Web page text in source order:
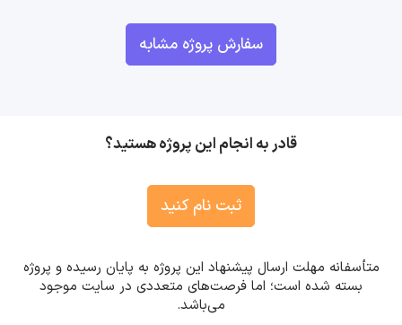
سفارش پروژه مشابه
قادر به انجام این پروژه هستید؟
ثبت نام کنید
متأسفانه مهلت ارسال پیشنهاد این پروژه به پایان رسیده و پروژه
بسته شده است؛ اما فرصت‌های متعددی در سایت موجود
می‌باشد.